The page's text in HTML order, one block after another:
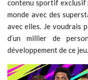
contenu sportif exclusif
monde avec des
avec elles. Je voudrais
d’un millier de
développement de ce jeu.